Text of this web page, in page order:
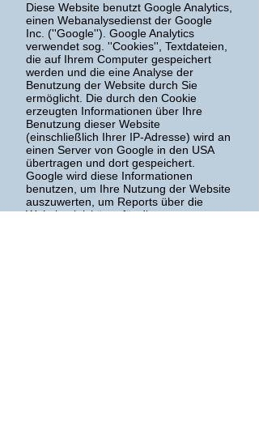
Diese Website benutzt Google Analytics,
einen Webanalysedienst der Google
Inc. (''Google''). Google Analytics
verwendet sog. ''Cookies'', Textdateien,
die auf Ihrem Computer gespeichert
werden und die eine Analyse der
Benutzung der Website durch Sie
ermöglicht. Die durch den Cookie
erzeugten Informationen über Ihre
Benutzung dieser Website
(einschließlich Ihrer IP-Adresse) wird an
einen Server von Google in den USA
übertragen und dort gespeichert.
Google wird diese Informationen
benutzen, um Ihre Nutzung der Website
auszuwerten, um Reports über die
Websiteaktivitäten für die